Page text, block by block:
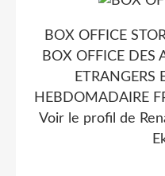
BOX OFFICE
BOX OFFICE DES
ETRANGERS
HEBDOMADAIRE
Voir le profil de